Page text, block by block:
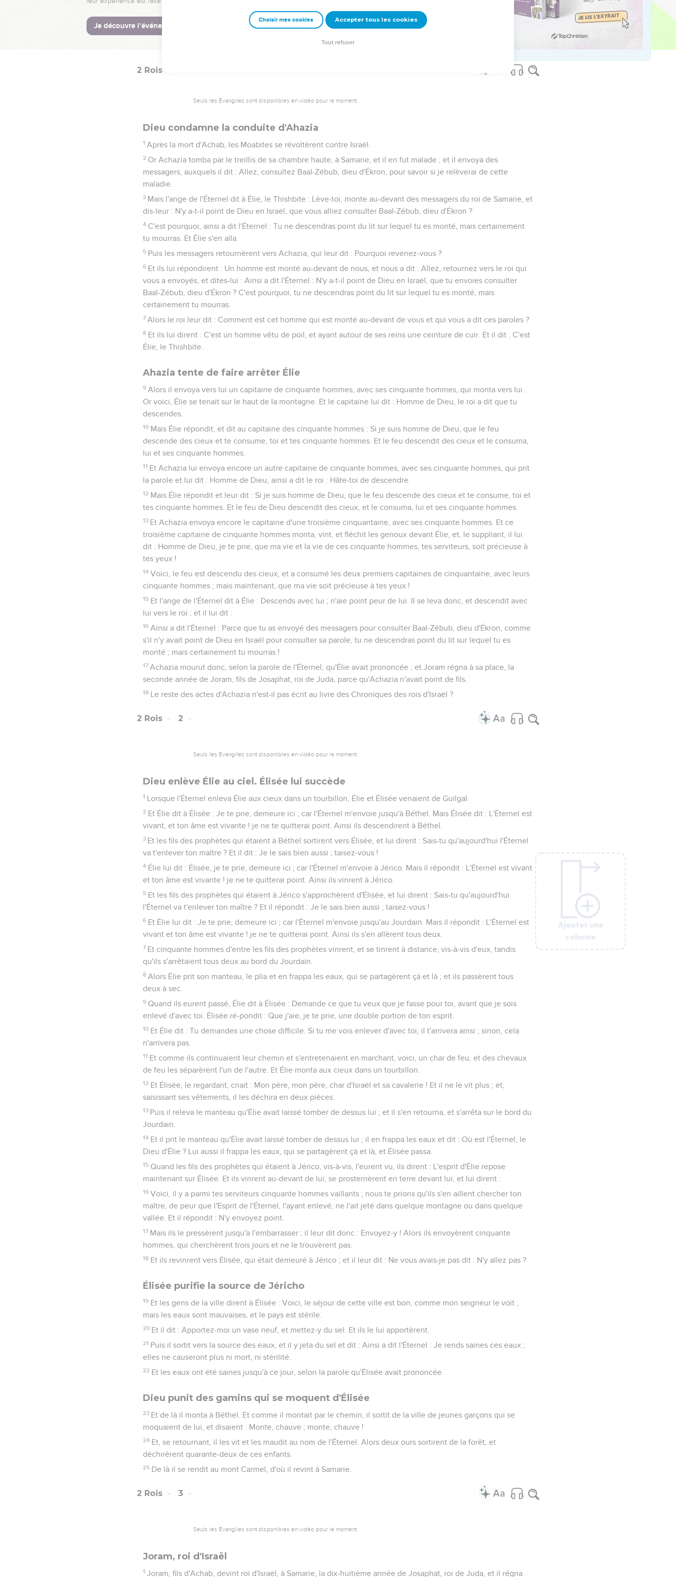
La Bible Du Semeur Copyright © 1992, 1999 by Biblica, Inc.® Used by permission. All rights reserved worldwide.
2 Rois
Seuls les Évangiles sont disponibles en vidéo pour le moment.
Dieu condamne la conduite d'Ahazia
1 Après la mort d'Achab, les Moabites se révoltèrent contre Israël.
2 Or Achazia tomba par le treillis de sa chambre haute, à Samarie, et il en fut malade ; et il envoya des
messagers, auxquels il dit : Allez, consultez Baal-Zébub, dieu d'Ékron, pour savoir si je relèverai de cette
maladie.
3 Mais l'ange de l'Éternel dit à Élie, le Thishbite : Lève-toi, monte au-devant des messagers du roi de Samarie, et
dis-leur : N'y a-t-il point de Dieu en Israël, que vous alliez consulter Baal-Zébub, dieu d'Ékron ?
4 C'est pourquoi, ainsi a dit l'Éternel : Tu ne descendras point du lit sur lequel tu es monté, mais certainement
tu mourras. Et Élie s'en alla.
5 Puis les messagers retournèrent vers Achazia, qui leur dit : Pourquoi revenez-vous ?
6 Et ils lui répondirent : Un homme est monté au-devant de nous, et nous a dit : Allez, retournez vers le roi qui
vous a envoyés, et dites-lui : Ainsi a dit l'Éternel : N'y a-t-il point de Dieu en Israël, que tu envoies consulter
Baal-Zébub, dieu d'Ékron ? C'est pourquoi, tu ne descendras point du lit sur lequel tu es monté, mais
certainement tu mourras.
7 Alors le roi leur dit : Comment est cet homme qui est monté au-devant de vous et qui vous a dit ces paroles ?
8 Et ils lui dirent : C'est un homme vêtu de poil, et ayant autour de ses reins une ceinture de cuir. Et il dit : C'est
Élie, le Thishbite.
Ahazia tente de faire arrêter Élie
9 Alors il envoya vers lui un capitaine de cinquante hommes, avec ses cinquante hommes, qui monta vers lui.
Or voici, Élie se tenait sur le haut de la montagne. Et le capitaine lui dit : Homme de Dieu, le roi a dit que tu
descendes.
10 Mais Élie répondit, et dit au capitaine des cinquante hommes : Si je suis homme de Dieu, que le feu
descende des cieux et te consume, toi et tes cinquante hommes. Et le feu descendit des cieux et le consuma,
lui et ses cinquante hommes.
11 Et Achazia lui envoya encore un autre capitaine de cinquante hommes, avec ses cinquante hommes, qui prit
la parole et lui dit : Homme de Dieu, ainsi a dit le roi : Hâte-toi de descendre.
12 Mais Élie répondit et leur dit : Si je suis homme de Dieu, que le feu descende des cieux et te consume, toi et
tes cinquante hommes. Et le feu de Dieu descendit des cieux, et le consuma, lui et ses cinquante hommes.
13 Et Achazia envoya encore le capitaine d'une troisième cinquantaine, avec ses cinquante hommes. Et ce
troisième capitaine de cinquante hommes monta, vint, et fléchit les genoux devant Élie, et, le suppliant, il lui
dit : Homme de Dieu, je te prie, que ma vie et la vie de ces cinquante hommes, tes serviteurs, soit précieuse à
tes yeux !
14 Voici, le feu est descendu des cieux, et a consumé les deux premiers capitaines de cinquantaine, avec leurs
cinquante hommes ; mais maintenant, que ma vie soit précieuse à tes yeux !
15 Et l'ange de l'Éternel dit à Élie : Descends avec lui ; n'aie point peur de lui. Il se leva donc, et descendit avec
lui vers le roi ; et il lui dit :
16 Ainsi a dit l'Éternel : Parce que tu as envoyé des messagers pour consulter Baal-Zébub, dieu d'Ékron, comme
s'il n'y avait point de Dieu en Israël pour consulter sa parole, tu ne descendras point du lit sur lequel tu es
monté ; mais certainement tu mourras !
17 Achazia mourut donc, selon la parole de l'Éternel, qu'Élie avait prononcée ; et Joram régna à sa place, la
seconde année de Joram, fils de Josaphat, roi de Juda, parce qu'Achazia n'avait point de fils.
18 Le reste des actes d'Achazia n'est-il pas écrit au livre des Chroniques des rois d'Israël ?
Ajouter une
colonne
2 Rois 2
Seuls les Évangiles sont disponibles en vidéo pour le moment.
Dieu enlève Élie au ciel. Élisée lui succède
1 Lorsque l'Éternel enleva Élie aux cieux dans un tourbillon, Élie et Élisée venaient de Guilgal.
2 Et Élie dit à Élisée : Je te prie, demeure ici ; car l'Éternel m'envoie jusqu'à Béthel. Mais Élisée dit : L'Éternel est
vivant, et ton âme est vivante ! je ne te quitterai point. Ainsi ils descendirent à Béthel.
3 Et les fils des prophètes qui étaient à Béthel sortirent vers Élisée, et lui dirent : Sais-tu qu'aujourd'hui l'Éternel
va t'enlever ton maître ? Et il dit : Je le sais bien aussi ; taisez-vous !
4 Élie lui dit : Élisée, je te prie, demeure ici ; car l'Éternel m'envoie à Jérico. Mais il répondit : L'Éternel est vivant
et ton âme est vivante ! je ne te quitterai point. Ainsi ils vinrent à Jérico.
5 Et les fils des prophètes qui étaient à Jérico s'approchèrent d'Élisée, et lui dirent : Sais-tu qu'aujourd'hui
l'Éternel va t'enlever ton maître ? Et il répondit : Je le sais bien aussi ; taisez-vous !
6 Et Élie lui dit : Je te prie, demeure ici ; car l'Éternel m'envoie jusqu'au Jourdain. Mais il répondit : L'Éternel est
vivant et ton âme est vivante ! je ne te quitterai point. Ainsi ils s'en allèrent tous deux.
7 Et cinquante hommes d'entre les fils des prophètes vinrent, et se tinrent à distance, vis-à-vis d'eux, tandis
qu'ils s'arrêtaient tous deux au bord du Jourdain.
8 Alors Élie prit son manteau, le plia et en frappa les eaux, qui se partagèrent çà et là ; et ils passèrent tous
deux à sec.
9 Quand ils eurent passé, Élie dit à Élisée : Demande ce que tu veux que je fasse pour toi, avant que je sois
enlevé d'avec toi. Élisée ré-pondit : Que j'aie, je te prie, une double portion de ton esprit.
10 Et Élie dit : Tu demandes une chose difficile. Si tu me vois enlever d'avec toi, il t'arrivera ainsi ; sinon, cela
n'arrivera pas.
11 Et comme ils continuaient leur chemin et s'entretenaient en marchant, voici, un char de feu, et des chevaux
de feu les séparèrent l'un de l'autre. Et Élie monta aux cieux dans un tourbillon.
12 Et Élisée, le regardant, criait : Mon père, mon père, char d'Israël et sa cavalerie ! Et il ne le vit plus ; et,
saisissant ses vêtements, il les déchira en deux pièces.
13 Puis il releva le manteau qu'Élie avait laissé tomber de dessus lui ; et il s'en retourna, et s'arrêta sur le bord du
Jourdain.
14 Et il prit le manteau qu'Élie avait laissé tomber de dessus lui ; il en frappa les eaux et dit : Où est l'Éternel, le
Dieu d'Élie ? Lui aussi il frappa les eaux, qui se partagèrent çà et là, et Élisée passa.
15 Quand les fils des prophètes qui étaient à Jérico, vis-à-vis, l'eurent vu, ils dirent : L'esprit d'Élie repose
maintenant sur Élisée. Et ils vinrent au-devant de lui, se prosternèrent en terre devant lui, et lui dirent :
16 Voici, il y a parmi tes serviteurs cinquante hommes vaillants ; nous te prions qu'ils s'en aillent chercher ton
maître, de peur que l'Esprit de l'Éternel, l'ayant enlevé, ne l'ait jeté dans quelque montagne ou dans quelque
vallée. Et il répondit : N'y envoyez point.
17 Mais ils le pressèrent jusqu'à l'embarrasser ; il leur dit donc : Envoyez-y ! Alors ils envoyèrent cinquante
hommes, qui cherchèrent trois jours et ne le trouvèrent pas.
18 Et ils revinrent vers Élisée, qui était demeuré à Jérico ; et il leur dit : Ne vous avais-je pas dit : N'y allez pas ?
Élisée purifie la source de Jéricho
19 Et les gens de la ville dirent à Élisée : Voici, le séjour de cette ville est bon, comme mon seigneur le voit ;
mais les eaux sont mauvaises, et le pays est stérile.
20 Et il dit : Apportez-moi un vase neuf, et mettez-y du sel. Et ils le lui apportèrent.
21 Puis il sortit vers la source des eaux, et il y jeta du sel et dit : Ainsi a dit l'Éternel : Je rends saines ces eaux ;
elles ne causeront plus ni mort, ni stérilité.
22 Et les eaux ont été saines jusqu'à ce jour, selon la parole qu'Élisée avait prononcée.
Dieu punit des gamins qui se moquent d'Élisée
23 Et de là il monta à Béthel. Et comme il montait par le chemin, il sortit de la ville de jeunes garçons qui se
moquaient de lui, et disaient : Monte, chauve ; monte, chauve !
24 Et, se retournant, il les vit et les maudit au nom de l'Éternel. Alors deux ours sortirent de la forêt, et
déchirèrent quarante-deux de ces enfants.
25 De là il se rendit au mont Carmel, d'où il revint à Samarie.
Ajouter une
colonne
2 Rois 3
Seuls les Évangiles sont disponibles en vidéo pour le moment.
Joram, roi d'Israël
1 Joram, fils d'Achab, devint roi d'Israël, à Samarie, la dix-huitième année de Josaphat, roi de Juda, et il régna
Ajouter une
colonne
Ajouter une
colonne
Choisir mes cookies Accepter tous les cookies
Tout refuser